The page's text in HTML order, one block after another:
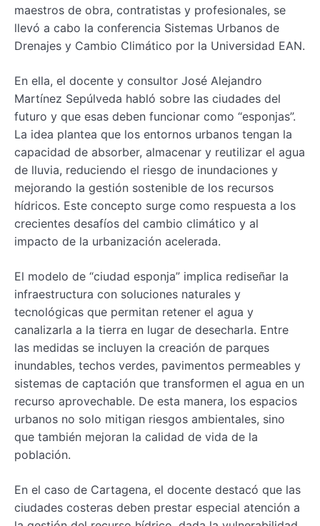
maestros de obra, contratistas y profesionales, se
llevó a cabo la conferencia Sistemas Urbanos de
Drenajes y Cambio Climático por la Universidad EAN.
En ella, el docente y consultor José Alejandro
Martínez Sepúlveda habló sobre las ciudades del
futuro y que esas deben funcionar como “esponjas”.
La idea plantea que los entornos urbanos tengan la
capacidad de absorber, almacenar y reutilizar el agua
de lluvia, reduciendo el riesgo de inundaciones y
mejorando la gestión sostenible de los recursos
hídricos. Este concepto surge como respuesta a los
crecientes desafíos del cambio climático y al
impacto de la urbanización acelerada.
El modelo de “ciudad esponja” implica rediseñar la
infraestructura con soluciones naturales y
tecnológicas que permitan retener el agua y
canalizarla a la tierra en lugar de desecharla. Entre
las medidas se incluyen la creación de parques
inundables, techos verdes, pavimentos permeables y
sistemas de captación que transformen el agua en un
recurso aprovechable. De esta manera, los espacios
urbanos no solo mitigan riesgos ambientales, sino
que también mejoran la calidad de vida de la
población.
En el caso de Cartagena, el docente destacó que las
ciudades costeras deben prestar especial atención a